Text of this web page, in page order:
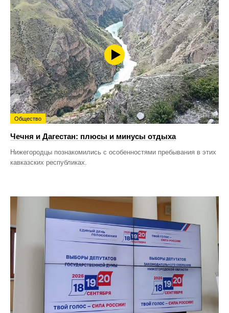
Общество
Чечня и Дагестан: плюсы и минусы отдыха
Нижегородцы познакомились с особенностями пребывания в этих
кавказских республиках.